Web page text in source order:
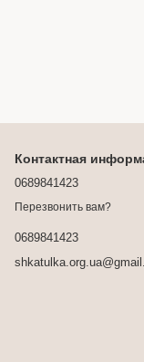
Контактная
0689841423
Перезвонить вам?
0689841423